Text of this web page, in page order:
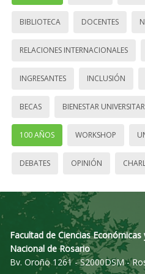
BIBLIOTECA DOCENTES
RELACIONES INTERNACIONALES
INGRESANTES INCLUSIÓN
BECAS BIENESTAR
100 AÑOS WORKSHOP
DEBATES OPINIÓN
Facultad de Ciencias
Nacional de Rosario
Bv. Oroño 1261 - S2000DSM -